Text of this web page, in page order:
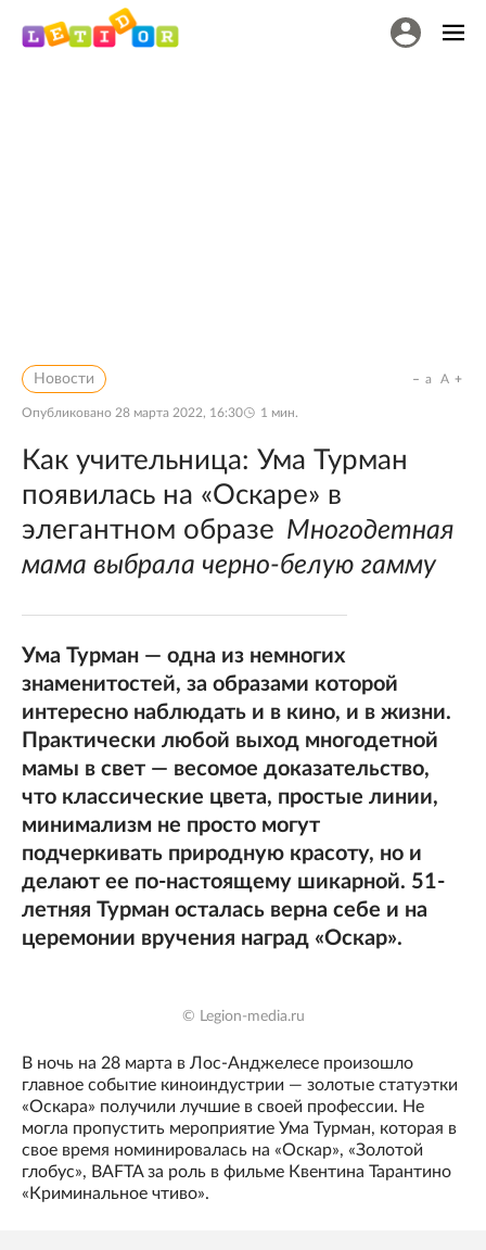
Новости
Опубликовано 28 марта 2022, 16:30 1 мин.
a A
Как учительница: Ума Турман
появилась на «Оскаре» в
элегантном образе Многодетная
мама выбрала черно-белую гамму
Ума Турман — одна из немногих
знаменитостей, за образами которой
интересно наблюдать и в кино, и в жизни.
Практически любой выход многодетной
мамы в свет — весомое доказательство,
что классические цвета, простые линии,
минимализм не просто могут
подчеркивать природную красоту, но и
делают ее по-настоящему шикарной. 51-
летняя Турман осталась верна себе и на
церемонии вручения наград «Оскар».
© Legion-media.ru
В ночь на 28 марта в Лос-Анджелесе произошло
главное событие киноиндустрии — золотые статуэтки
«Оскара» получили лучшие в своей профессии. Не
могла пропустить мероприятие Ума Турман, которая в
свое время номинировалась на «Оскар», «Золотой
глобус», BAFTA за роль в фильме Квентина Тарантино
«Криминальное чтиво».